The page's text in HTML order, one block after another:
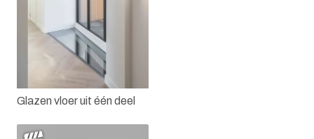
Glazen vloer uit één deel